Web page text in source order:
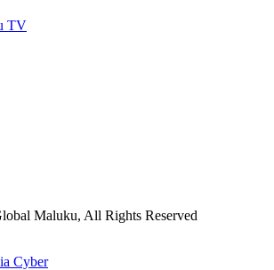
TV
Maluku, All Rights Reserved
Cyber